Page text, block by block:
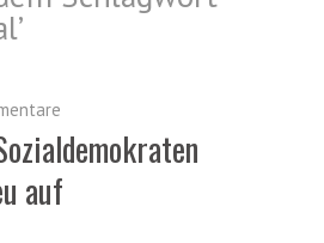
’
auf